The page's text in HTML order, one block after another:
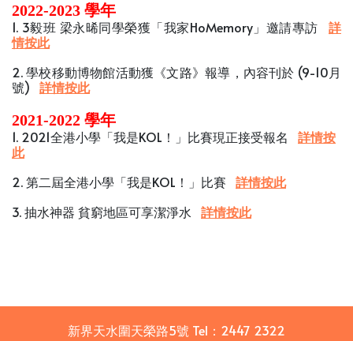
2022-2023 學年
1. 3毅班 梁永晞同學榮獲「我家HoMemory」邀請專訪 詳
情按此
2. 學校移動博物館活動獲《文路》報導，內容刊於 (9-10月
號) 詳情按此
2021-2022 學年
1. 2021全港小學「我是KOL！」比賽現正接受報名 詳情按
此
2. 第二屆全港小學「我是KOL！」比賽 詳情按此
3. 抽水神器 貧窮地區可享潔淨水 詳情按此
新界天水圍天榮路5號 Tel： 2447 2322